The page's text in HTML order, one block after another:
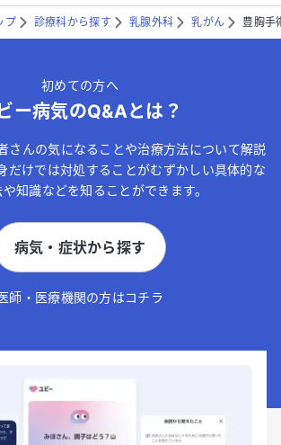
プ 診療科から探す 乳腺外科 乳がん 豊胸手
初めての方へ
ー病気のQ&Aとは？
さんの気になることや治療方法について解説
だけでは対処することがむずかしい具体的な
知識などを知ることができます。
病気・症状から探す
師・医療機関の方はコチラ